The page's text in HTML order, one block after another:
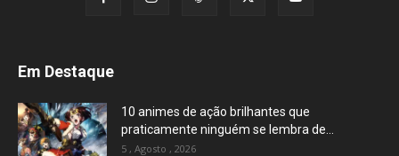
Em Destaque
10 animes de ação brilhantes que
praticamente ninguém se lembra de...
5 , Agosto , 2026